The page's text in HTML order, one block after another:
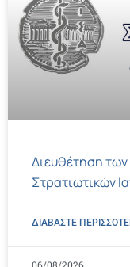
Διευθέτηση
Στρατιωτικών
ΔΙΑΒΑΣΤΕ